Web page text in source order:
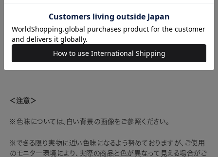
※複数の包装をご希望の場合は、必要な点数のラッピングをご注文
ください。
※一部商品および予約販売商品はラッピング対象外となります。
＜注意＞
※色味については、白い背景の画像をご参照ください。
※できる限り実物に近い色味になるよう努めておりますが、ご使用
のモニター環境により、実際の商品と色が異なって見える場合がご